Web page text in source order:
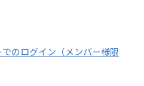
のログイン（メンバー様限